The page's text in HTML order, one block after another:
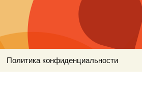
Политика конфиденциальности